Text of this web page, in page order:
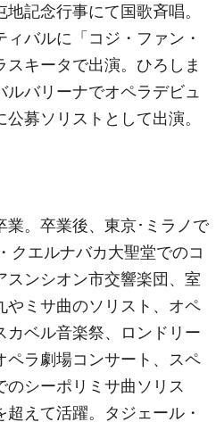
記念行事にて国歌斉唱。
バルに「コジ・ファン・
スキータで出演。ひろしま
バリーナでオペラデビュ
募ソリストとして出演。
。卒業後、東京･ミラノで
クエルナバカ大聖堂でのコ
スンシオン市交響楽団、室
やミサ曲のソリスト、オペ
カベル音楽祭、ロンドリー
ペラ劇場コンサート、スペ
シーポリミサ曲ソリス
えて活躍。タジェール・